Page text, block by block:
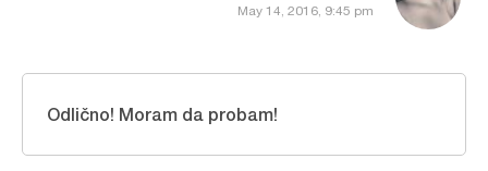
May 14, 2016, 9:45 pm
Odlično! Moram da probam!